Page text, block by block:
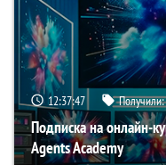
12:37:45 Получили:
Подписка на онлайн-
Agents Academy